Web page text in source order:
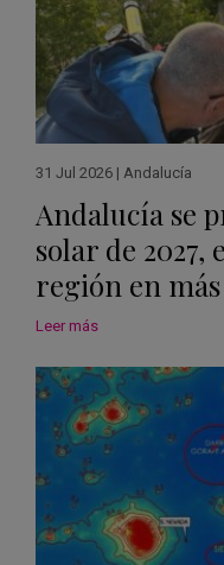
31 Jul 2026 | Andalucía
Andalucía se
solar de
región en
Leer más